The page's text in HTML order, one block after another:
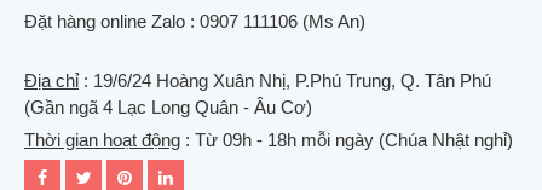
Đặt hàng online Zalo : 0907 111106 (Ms An)
Địa chỉ: 19/6/24 Hoàng Xuân Nhị, P.Phú Trung, Q. Tân Phú
(Gần ngã 4 Lạc Long Quân - Âu Cơ)
Thời gian hoạt động : Từ 09h - 18h mỗi ngày (Chúa Nhật nghỉ)